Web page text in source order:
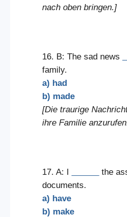
nach oben bringen.]
16. B: The sad news
family.
a) had
b) made
[Die traurige
ihre Familie
17. A: I
the
documents.
a) have
b) make